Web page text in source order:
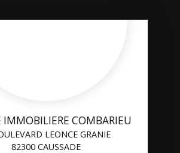
IMMOBILIERE COMBARIEU
LEONCE GRANIE
82300 CAUSSADE